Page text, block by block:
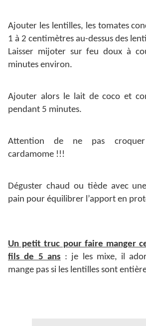
Ajouter les lentilles, les tomates
1 à 2 centimètres au-dessus des
Laisser mijoter sur feu doux à
minutes environ.
Ajouter alors le lait de coco et
pendant 5 minutes.
Attention de ne pas
cardamome !!!
Déguster chaud ou tiède avec
pain pour équilibrer l’apport en
Un petit truc pour faire manger
fils de 5 ans : je les mixe, il
mange pas si les lentilles sont